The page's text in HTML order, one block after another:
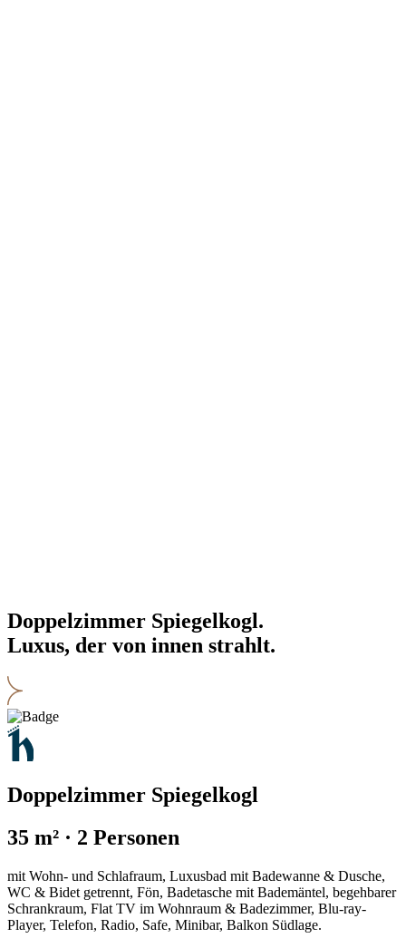
Doppelzimmer Spiegelkogl.
Luxus, der von innen strahlt.
Doppelzimmer Spiegelkogl
35 m² · 2 Personen
mit Wohn- und Schlafraum, Luxusbad mit Badewanne & Dusche,
WC & Bidet getrennt, Fön, Badetasche mit Bademäntel, begehbarer
Schrankraum, Flat TV im Wohnraum & Badezimmer, Blu-ray-
Player, Telefon, Radio, Safe, Minibar, Balkon Südlage.